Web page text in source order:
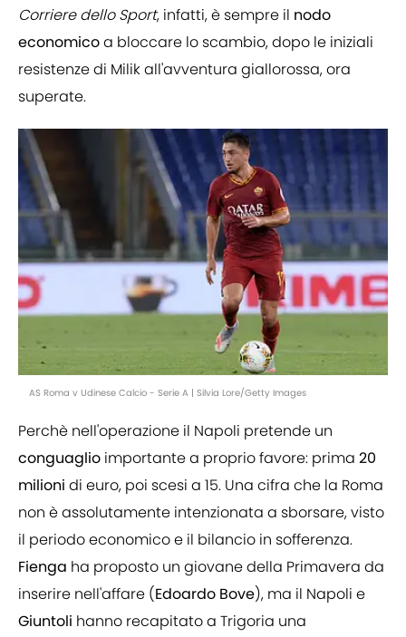
Corriere dello Sport, infatti, è sempre il nodo
economicoa bloccare lo scambio, dopo le iniziali
resistenze di Milik all'avventura giallorossa, ora
superate.
AS Roma v Udinese Calcio - Serie A | Silvia Lore/Getty Images
Perchè nell'operazione il Napoli pretende un
conguaglio importante a proprio favore: prima 20
milioni di euro, poi scesi a 15. Una cifra che la Roma
non è assolutamente intenzionata a sborsare, visto
il periodo economico e il bilancio in sofferenza.
Fienga ha proposto un giovane della Primavera da
inserire nell'affare (Edoardo Bove), ma il Napoli e
Giuntoli hanno recapitato a Trigoria una